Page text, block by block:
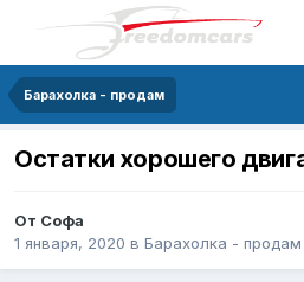
Барахолка - продам
Остатки хорошего
От Софа
1 января, 2020 в Барахолка - продам